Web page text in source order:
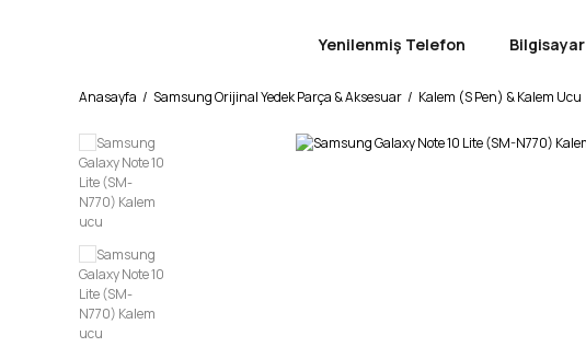
Yenilenmiş Telefon Bilgisayar
Anasayfa Samsung Orijinal Yedek Parça & Aksesuar Kalem (S Pen) & Kalem Ucu